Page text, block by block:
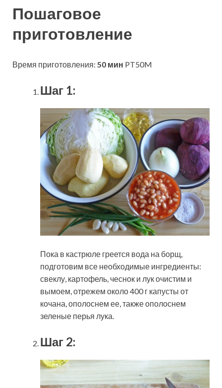
Пошаговое
приготовление
Время приготовления: 50 мин PT50M
Шаг 1:
Пока в кастрюле греется вода на борщ,
подготовим все необходимые ингредиенты:
свеклу, картофель, чеснок и лук очистим и
вымоем, отрежем около 400 г капусты от
кочана, ополоснем ее, также ополоснем
зеленые перья лука.
Шаг 2: